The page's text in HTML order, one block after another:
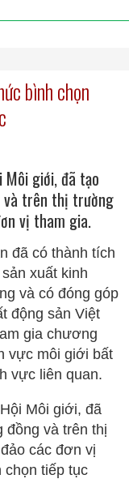
bình chọn
giới, đã tạo
và trên thị trường
vị tham gia.
đã có thành tích
xuất kinh
và có đóng góp
động sản Việt
gia chương
vực môi giới bất
vực liên quan.
Môi giới, đã
đồng và trên thị
các đơn vị
chọn tiếp tục